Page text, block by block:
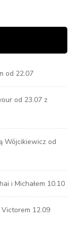
od 22.07
od 23.07 z
Wójcikiewicz od
i Michałem 10.10
12.09